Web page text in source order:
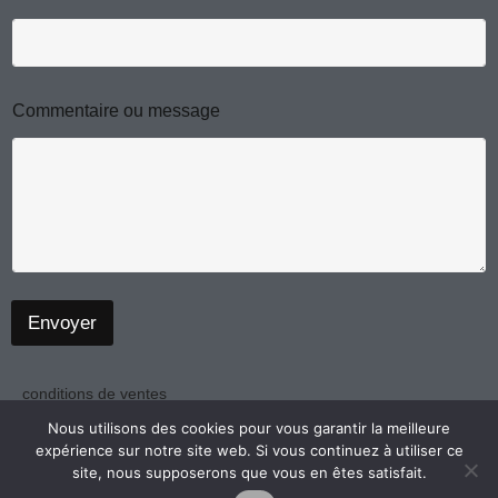
m
o
m
n
a
m
Commentaire ou message
Envoyer
conditions de ventes
politique de confidentialité
mentions légales
Nous utilisons des cookies pour vous garantir la meilleure
expérience sur notre site web. Si vous continuez à utiliser ce
site, nous supposerons que vous en êtes satisfait.